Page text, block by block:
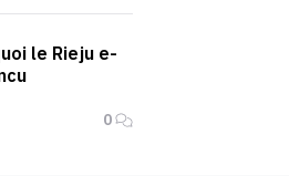
le Rieju e-
0